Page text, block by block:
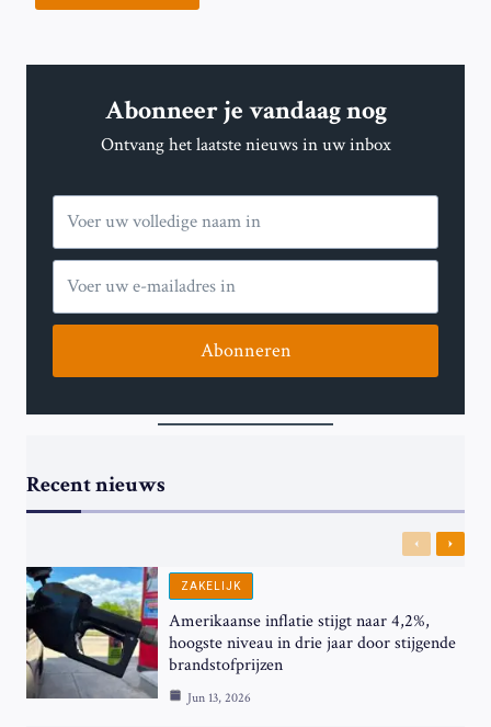
Abonneer je vandaag nog
Ontvang het laatste nieuws in uw inbox
Abonneren
Recent nieuws
Previous
Next
ZAKELIJK
Amerikaanse inflatie stijgt naar 4,2%,
hoogste niveau in drie jaar door stijgende
brandstofprijzen
Jun 13, 2026